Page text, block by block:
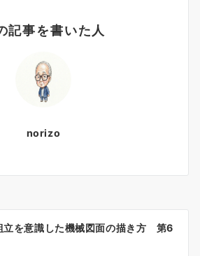
記事を書いた人
norizo
立を意識した機械図面の描き方 第6